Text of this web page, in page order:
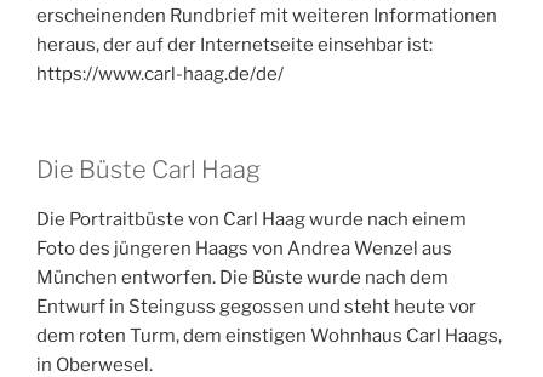
erscheinenden Rundbrief mit weiteren Informationen
heraus, der auf der Internetseite einsehbar ist:
https://www.carl-haag.de/de/
Die Büste Carl Haag
Die Portraitbüste von Carl Haag wurde nach einem
Foto des jüngeren Haags von Andrea Wenzel aus
München entworfen. Die Büste wurde nach dem
Entwurf in Steinguss gegossen und steht heute vor
dem roten Turm, dem einstigen Wohnhaus Carl Haags,
in Oberwesel.